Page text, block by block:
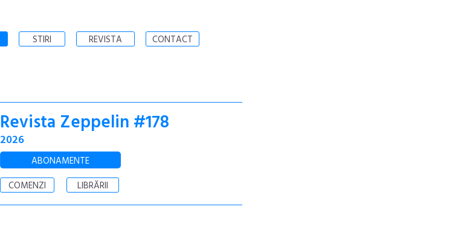
STIRI REVISTA CONTACT
Revista Zeppelin #178
2026
ABONAMENTE
COMENZI
LIBRĂRII